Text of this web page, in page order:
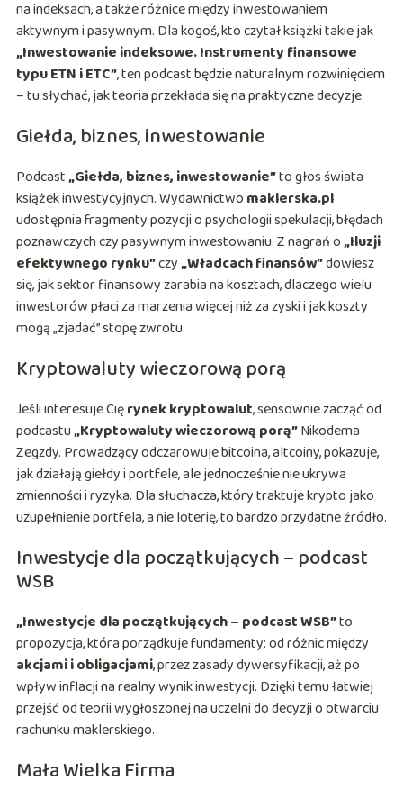
na indeksach, a także różnice między inwestowaniem
aktywnym i pasywnym. Dla kogoś, kto czytał książki takie jak
„Inwestowanie indeksowe. Instrumenty finansowe
typu ETN i ETC”, ten podcast będzie naturalnym rozwinięciem
– tu słychać, jak teoria przekłada się na praktyczne decyzje.
Giełda, biznes, inwestowanie
Podcast„Giełda, biznes, inwestowanie”to głos świata
książek inwestycyjnych. Wydawnictwo maklerska.pl
udostępnia fragmenty pozycji o psychologii spekulacji, błędach
poznawczych czy pasywnym inwestowaniu. Z nagrań o„Iluzji
efektywnego rynku”czy„Władcach finansów”dowiesz
się, jak sektor finansowy zarabia na kosztach, dlaczego wielu
inwestorów płaci za marzenia więcej niż za zyski i jak koszty
mogą „zjadać” stopę zwrotu.
Kryptowaluty wieczorową porą
Jeśli interesuje Cięrynek kryptowalut, sensownie zacząć od
podcastu„Kryptowaluty wieczorową porą”Nikodema
Zegzdy. Prowadzący odczarowuje bitcoina, altcoiny, pokazuje,
jak działają giełdy i portfele, ale jednocześnie nie ukrywa
zmienności i ryzyka. Dla słuchacza, który traktuje krypto jako
uzupełnienie portfela, a nie loterię, to bardzo przydatne źródło.
Inwestycje dla początkujących – podcast
WSB
„Inwestycje dla początkujących – podcast WSB”to
propozycja, która porządkuje fundamenty: od różnic między
akcjami i obligacjami, przez zasady dywersyfikacji, aż po
wpływ inflacji na realny wynik inwestycji. Dzięki temu łatwiej
przejść od teorii wygłoszonej na uczelni do decyzji o otwarciu
rachunku maklerskiego.
Mała Wielka Firma